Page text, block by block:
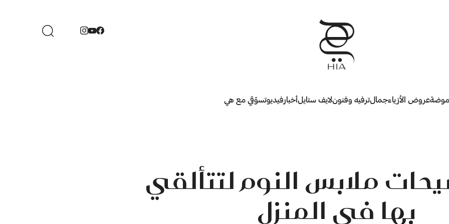
موضةعروض الأزياءجمالترفيه وفنونلايف ستايلأخبارفيديوتسوّقي مع هي
ملابس النوم لتتألقي
بها في المنزل